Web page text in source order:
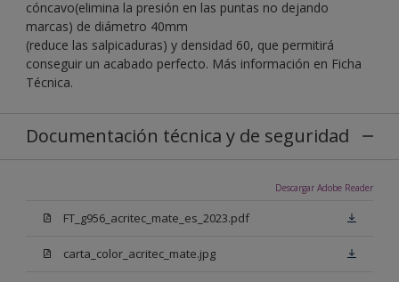
cóncavo(elimina la presión en las puntas no dejando
marcas) de diámetro 40mm
(reduce las salpicaduras) y densidad 60, que permitirá
conseguir un acabado perfecto. Más información en Ficha
Técnica.
Documentación técnica y de seguridad
Descargar Adobe Reader
FT_g956_acritec_mate_es_2023.pdf
carta_color_acritec_mate.jpg